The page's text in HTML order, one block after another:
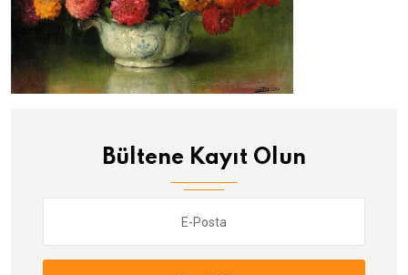
Bültene Kayıt Olun